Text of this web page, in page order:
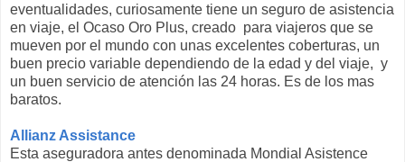
eventualidades, curiosamente tiene un seguro de asistencia
en viaje, el Ocaso Oro Plus, creado para viajeros que se
mueven por el mundo con unas excelentes coberturas, un
buen precio variable dependiendo de la edad y del viaje, y
un buen servicio de atención las 24 horas. Es de los mas
baratos.
Allianz Assistance
Esta aseguradora antes denominada Mondial Asistence